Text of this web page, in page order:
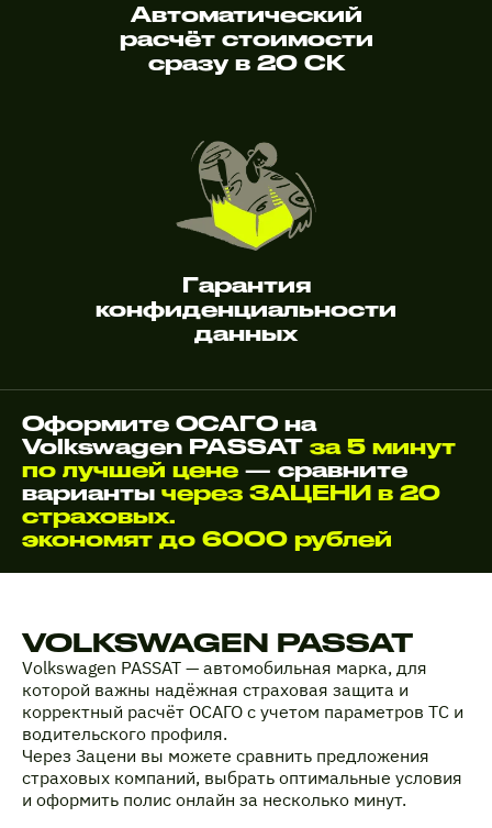
Автоматический
расчёт стоимости
сразу в 20 СК
Гарантия
конфиденциальности
данных
Оформите ОСАГО на
Volkswagen PASSAT за 5 минут
по лучшей цене — сравните
варианты через ЗАЦЕНИ в 20
страховых.
экономят до 6000 рублей
VOLKSWAGEN PASSAT
Volkswagen PASSAT — автомобильная марка, для
которой важны надёжная страховая защита и
корректный расчёт ОСАГО с учетом параметров ТС и
водительского профиля.
Через Зацени вы можете сравнить предложения
страховых компаний, выбрать оптимальные условия
и оформить полис онлайн за несколько минут.